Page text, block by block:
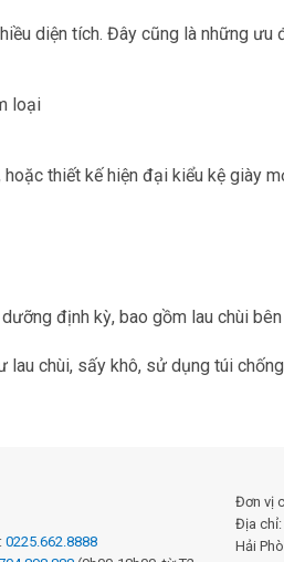
diện tích. Đây cũng là những
thiết kế hiện đại kiểu kệ giày
định kỳ, bao gồm lau chùi
chùi, sấy khô, sử dụng túi
0225.662.8888
Đơn vị
Địa chỉ:
Hải